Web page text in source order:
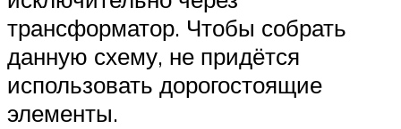
трансформатор. Чтобы собрать
данную схему, не придётся
использовать дорогостоящие
элементы.